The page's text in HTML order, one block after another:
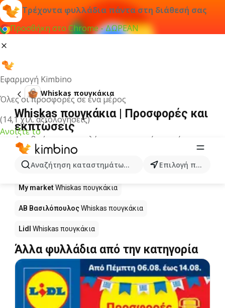
Τρέχοντα φυλλάδια πάντα στη διάθεσή σας
Προσθήκη στο Chrome - ΔΩΡΕΑΝ
Εφαρμογή Kimbino
Όλες οι προσφορές σε ένα μέρος
(14,1 χιλ. αξιολογήσεις)
Ανοίξτε το
Αναζήτηση καταστημάτων, κατηγοριών, προϊόντων...
Επιλογή πόλης
Whiskas πουγκάκια
Whiskas πουγκάκια | Προσφορές και
εκπτώσεις
Δεν βρήκαμε αποτελέσματα για αυτόν τον όρο.
Whiskas πουγκάκια σε προσφορά -
Πού να αγοράσετε;
My marketWhiskas πουγκάκια
ΑΒ ΒασιλόπουλοςWhiskas πουγκάκια
Lidl Whiskas πουγκάκια
Άλλα φυλλάδια από την κατηγορία